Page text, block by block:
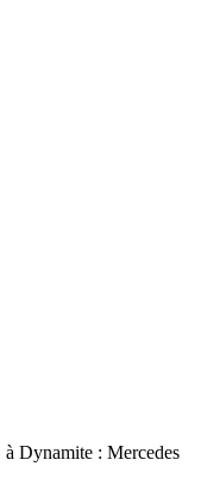
Dynamite : Mercedes